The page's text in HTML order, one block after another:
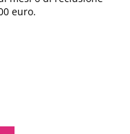
euro.